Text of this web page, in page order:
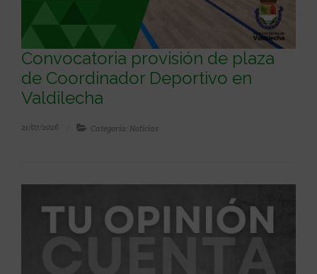
Convocatoria provisión de plaza
de Coordinador Deportivo en
Valdilecha
21/07/2026 Categoría: Noticias